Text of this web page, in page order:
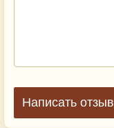
Написать отзыв